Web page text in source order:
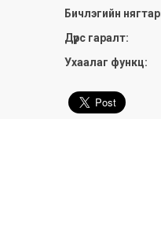
Бичлэгийн
Дүрс гаралт:
Ухаалаг функц: